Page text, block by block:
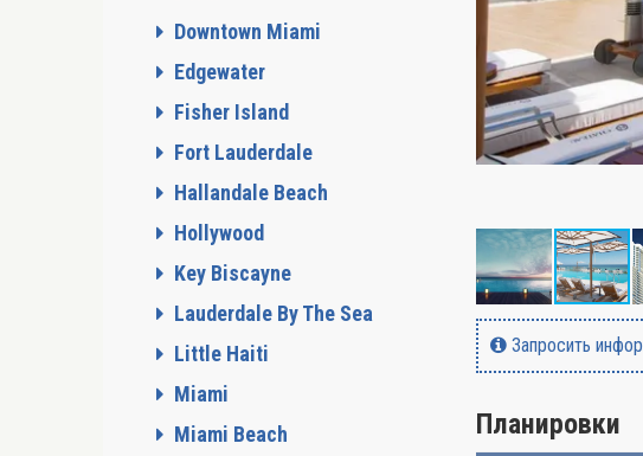
Запросить
Планировки
Downtown Miami
Edgewater
Fisher Island
Fort Lauderdale
Hallandale Beach
Hollywood
Key Biscayne
Lauderdale By The Sea
Little Haiti
Miami
Miami Beach